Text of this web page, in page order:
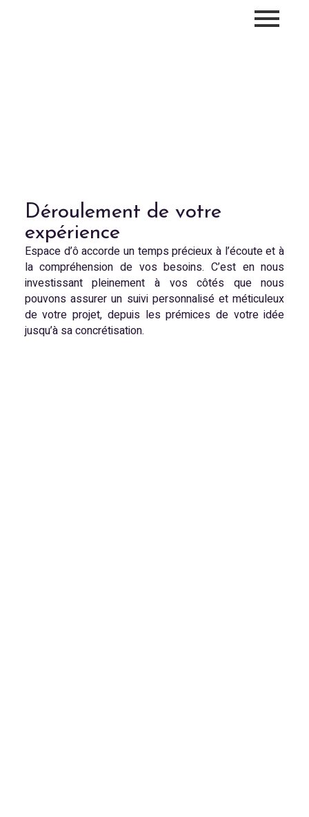
Déroulement de votre
expérience
Espace d’ô accorde un temps précieux à l’écoute et à
la compréhension de vos besoins. C’est en nous
investissant pleinement à vos côtés que nous
pouvons assurer un suivi personnalisé et méticuleux
de votre projet, depuis les prémices de votre idée
jusqu’à sa concrétisation.